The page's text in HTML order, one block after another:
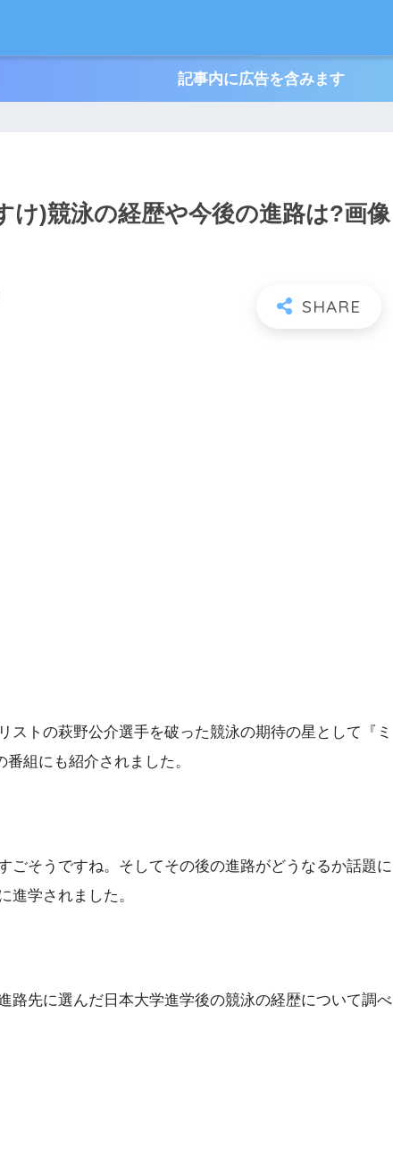
記事内に広告を含みます
け)競泳の経歴や今後の進路は?画像
ストの萩野公介選手を破った競泳の期待の星として『ミ
組にも紹介されました。
ごそうですね。そしてその後の進路がどうなるか話題に
進学されました。
路先に選んだ日本大学進学後の競泳の経歴について調べ